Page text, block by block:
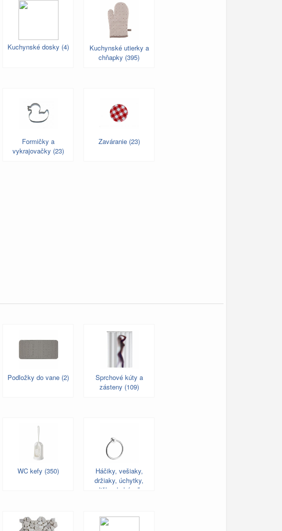
Kuchynské dosky (4)
Kuchynské utierky a
chňapky (395)
Formičky a
vykrajovačky (23)
Zaváranie (23)
Podložky do vane (2)
Sprchové kúty a
zásteny (109)
WC kefy (350)
Háčiky, vešiaky,
držiaky, úchytky,
poličky do kúpeľne